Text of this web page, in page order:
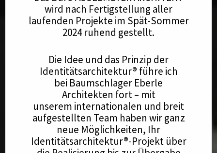
wird nach Fertigstellung aller
laufenden Projekte im Spät-Sommer
2024 ruhend gestellt.
Die Idee und das Prinzip der
Identitätsarchitektur® führe ich
bei Baumschlager Eberle
Architekten fort – mit
unserem internationalen und breit
aufgestellten Team haben wir ganz
neue Möglichkeiten, Ihr
Identitätsarchitektur®-Projekt über